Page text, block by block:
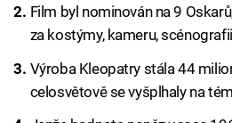
Film byl nominován na 9
za kostýmy, kameru,
Výroba Kleopatry stála 44
celosvětově se vyšplhaly na